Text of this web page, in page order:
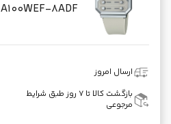
A100WEF-8ADF
ارسال امروز
بازگشت کالا تا ۷ روز طبق شرایط
مرجوعی